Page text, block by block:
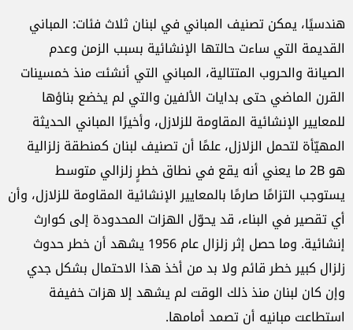
هندسيًا، يمكن تصنيف المباني في لبنان ثلاث فئات: المباني
القديمة التي ساءت حالتها الإنشائية بسبب الزمن وعدم
الصيانة والحروب المتتالية، المباني التي أنشئت منذ خمسينات
القرن الماضي حتى بدايات الألفين والتي لم يخضع بناؤها
للمعايير الإنشائية المقاومة للزلازل، وأخيرًا المباني الحديثة
المهيّأة لتحمل الزلازل، علمًا أن تصنيف لبنان كمنطقة زلزالية
هو 2B ما يعني أنه يقع في نطاق خطرٍ زلزالي متوسط
يستوجب التزامًا صارمًا بالمعايير الإنشائية المقاومة للزلازل، وأن
أي تقصير في البناء، قد يحوّل الهزات المحدودة إلى كوارث
إنشائية. وما حصل إثر زلزال عام 1956 يشهد أن خطر حدوث
زلزال كبير خطر قائم ولا بد من أخذ هذا الاحتمال بشكل جدي
وإن كان لبنان منذ ذلك الوقت لم يشهد إلا هزات خفيفة
استطاعت مبانيه أن تصمد أمامها.